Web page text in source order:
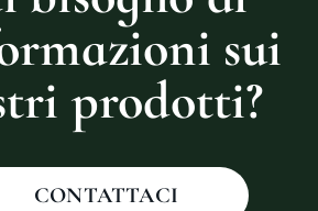
sui
prodotti?
CONTATTACI